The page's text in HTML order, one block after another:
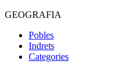
GEOGRAFIA
Pobles
Indrets
Categories